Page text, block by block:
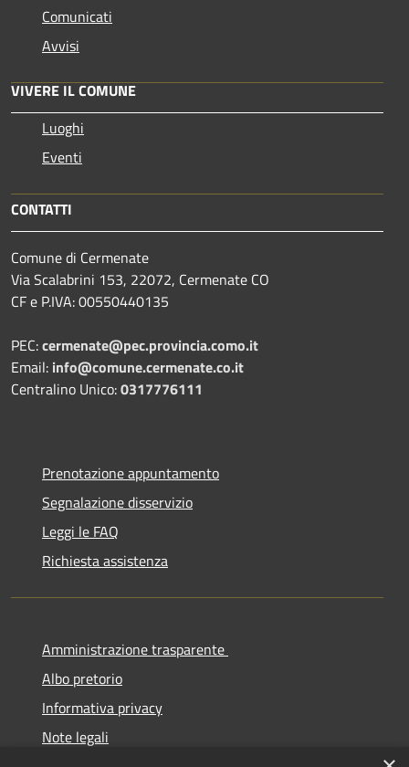
Comunicati
Avvisi
VIVERE IL COMUNE
Luoghi
Eventi
CONTATTI
Comune di Cermenate
Via Scalabrini 153, 22072, Cermenate CO
CF e P.IVA: 00550440135
PEC:cermenate@pec.provincia.como.it
Email: info@comune.cermenate.co.it
Centralino Unico:0317776111
Prenotazione appuntamento
Segnalazione disservizio
Leggi le FAQ
Richiesta assistenza
Amministrazione trasparente
Albo pretorio
Informativa privacy
Note legali